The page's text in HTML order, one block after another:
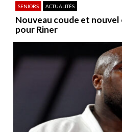
SENIORS ACTUALITÉS
Nouveau coude et
pour Riner